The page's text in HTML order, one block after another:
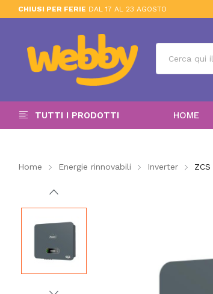
CHIUSI PER FERIE DAL 17 AL 23 AGOSTO
TUTTI I PRODOTTI HOME
Home Energie rinnovabili Inverter